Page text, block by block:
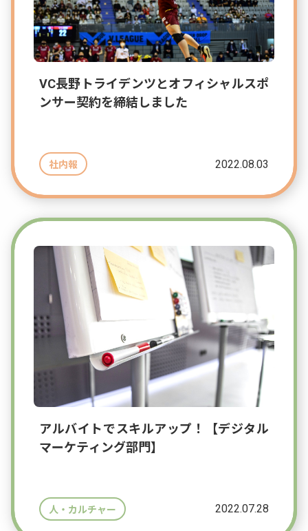
VC長野トライデンツとオフィシャルスポ
ンサー契約を締結しました
社内報 2022.08.03
アルバイトでスキルアップ！【デジタル
マーケティング部門】
人・カルチャー 2022.07.28